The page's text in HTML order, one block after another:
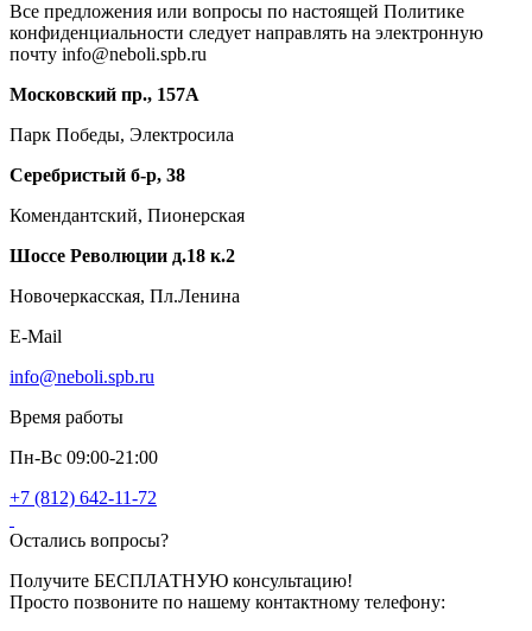
Все предложения или вопросы по настоящей Политике
конфиденциальности следует направлять на электронную
почту info@neboli.spb.ru
Московский пр., 157А
Парк Победы, Электросила
Серебристый б-р, 38
Комендантский, Пионерская
Шоссе Революции д.18 к.2
Новочеркасская, Пл.Ленина
E-Mail
info@neboli.spb.ru
Время работы
Пн-Вс 09:00-21:00
+7 (812) 642-11-72
Остались вопросы?
Получите БЕСПЛАТНУЮ консультацию!
Просто позвоните по нашему контактному телефону: